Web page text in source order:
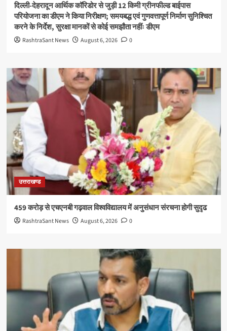
दिल्ली-देहरादून आर्थिक कॉरिडोर से जुड़ी 12 किमी ग्रीनफील्ड बाईपास
परियोजना का डीएम ने किया निरीक्षण; समयबद्ध एवं गुणवत्तापूर्ण निर्माण सुनिश्चित
करने के निर्देश, सुरक्षा मानकों से कोई समझौता नहींः डीएम
RashtraSant News August 6, 2026 0
उत्तराखण्ड
459 करोड़ से एचएनबी गढ़वाल विश्वविद्यालय में अनुसंधान संरचना होगी सुदृढ
RashtraSant News August 6, 2026 0